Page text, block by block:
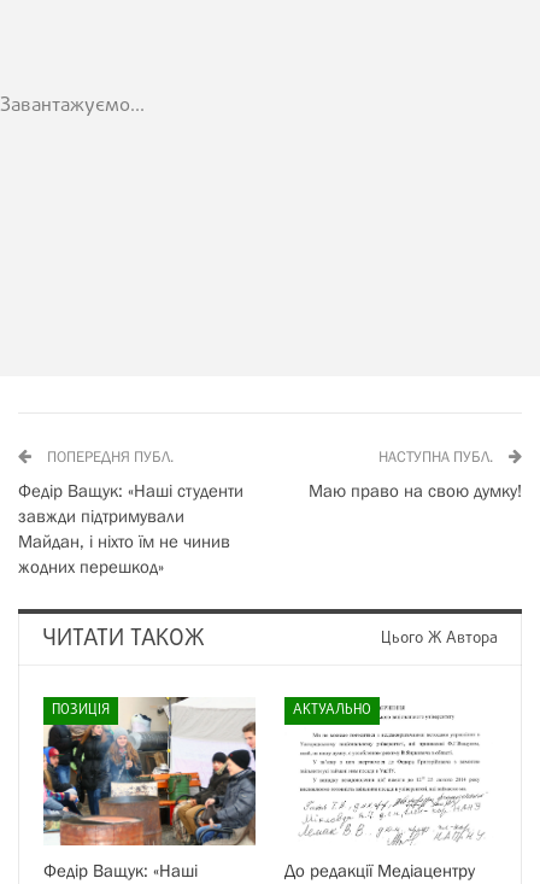
Завантажуємо...
ПОПЕРЕДНЯ ПУБЛ.
Федір Ващук: «Наші студенти
завжди підтримували
Майдан, і ніхто їм не чинив
жодних перешкод»
НАСТУПНА ПУБЛ.
Маю право на свою думку!
ЧИТАТИ ТАКОЖ Цього Ж Автора
ПОЗИЦІЯ
Федір Ващук: «Наші
АКТУАЛЬНО
До редакції Медіацентру